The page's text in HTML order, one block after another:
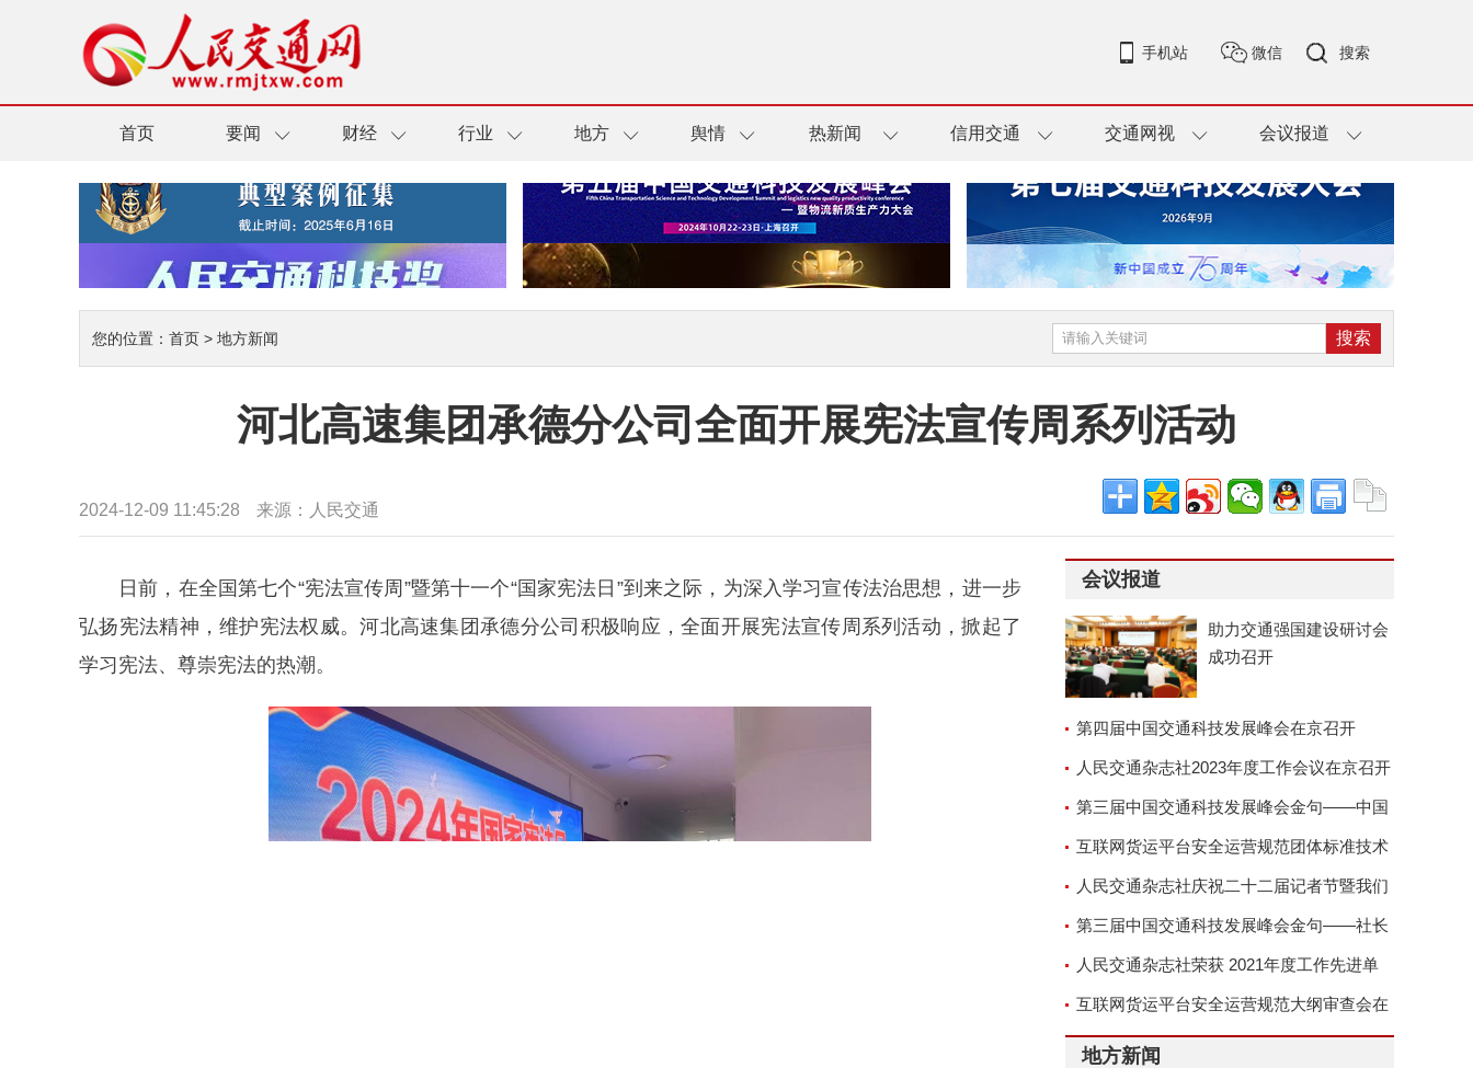
手机站 微信 搜索
首页 要闻 财经 行业 地方 舆情 热新闻 信用交通 交通网视 会议报道
您的位置： 首页 > 地方新闻
河北高速集团承德分公司全面开展宪法宣传周系列活动
2024-12-09 11:45:28 来源： 人民交通
日前，在全国第七个“宪法宣传周”暨第十一个“国家宪法日”到来之际，为深入学习宣传法治思想，进一步
弘扬宪法精神，维护宪法权威。河北高速集团承德分公司积极响应，全面开展宪法宣传周系列活动，掀起了
学习宪法、尊崇宪法的热潮。
会议报道
助力交通强国建设研讨会
成功召开
第四届中国交通科技发展峰会在京召开
人民交通杂志社2023年度工作会议在京召开
第三届中国交通科技发展峰会金句——中国
交通运输协会副会长兼秘
互联网货运平台安全运营规范团体标准技术
审查会顺利召开
人民交通杂志社庆祝二十二届记者节暨我们
的故事演讲座谈会
第三届中国交通科技发展峰会金句——社长
郑德岭
人民交通杂志社荣获 2021年度工作先进单
位称号
互联网货运平台安全运营规范大纲审查会在
京召开
地方新闻